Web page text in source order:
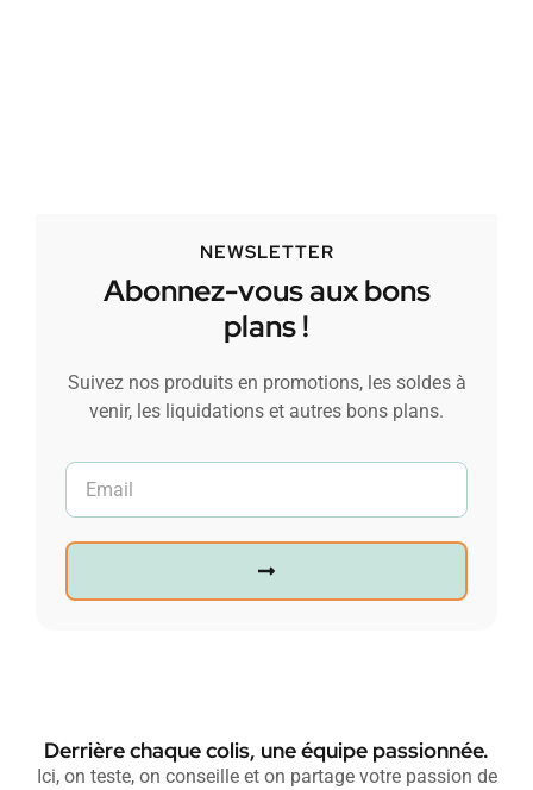
NEWSLETTER
Abonnez-vous aux bons
plans !
Suivez nos produits en promotions, les soldes à
venir, les liquidations et autres bons plans.
Derrière chaque colis, une équipe passionnée.
Ici, on teste, on conseille et on partage votre passion de